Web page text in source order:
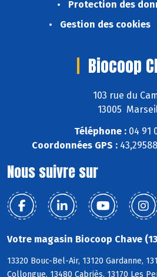
Protection des
Gestion des cookies
Biocoop
103 rue du
13005
Téléphone : 04 91
Coordonnées GPS :
Nous suivre sur
Votre magasin Biocoop Chave
13320 Bouc-Bel-Air, 13120 Gardanne,
Collongue, 13480 Cabriès, 13170 Les